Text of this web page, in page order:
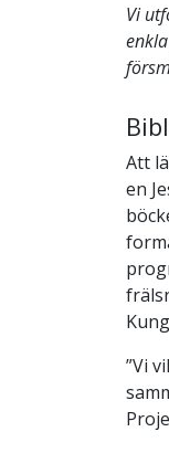
Vi
Att
en
”Vi